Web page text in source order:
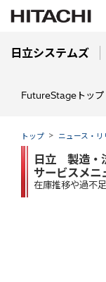
日立システムズ
FutureStageトップ
トップ ニュース・リ
日立 製造・
サービスメニ
在庫推移や過不